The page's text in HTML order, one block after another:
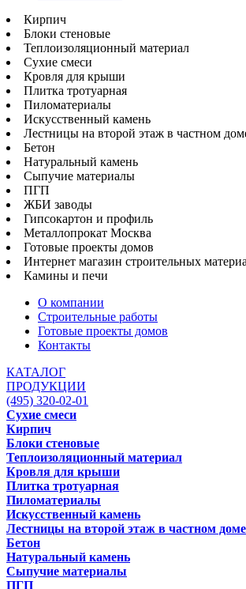
Кирпич
Блоки стеновые
Теплоизоляционный материал
Сухие смеси
Кровля для крыши
Плитка тротуарная
Пиломатериалы
Искусственный камень
Лестницы на второй этаж в частном
Бетон
Натуральный камень
Сыпучие материалы
ПГП
ЖБИ заводы
Гипсокартон и профиль
Металлопрокат Москва
Готовые проекты домов
Интернет магазин строительных
Камины и печи
О компании
Строительные работы
Готовые проекты домов
Контакты
КАТАЛОГ
ПРОДУКЦИИ
(495) 320-02-01
Сухие смеси
Кирпич
Блоки стеновые
Теплоизоляционный материал
Кровля для крыши
Плитка тротуарная
Пиломатериалы
Искусственный камень
Лестницы на второй этаж в частном доме
Бетон
Натуральный камень
Сыпучие материалы
ПГП